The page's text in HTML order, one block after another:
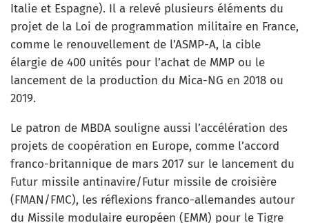
Italie et Espagne). Il a relevé plusieurs éléments du
projet de la Loi de programmation militaire en France,
comme le renouvellement de l’ASMP-A, la cible
élargie de 400 unités pour l’achat de MMP ou le
lancement de la production du Mica-NG en 2018 ou
2019.
Le patron de MBDA souligne aussi l’accélération des
projets de coopération en Europe, comme l’accord
franco-britannique de mars 2017 sur le lancement du
Futur missile antinavire/Futur missile de croisière
(FMAN/FMC), les réflexions franco-allemandes autour
du Missile modulaire européen (EMM) pour le Tigre